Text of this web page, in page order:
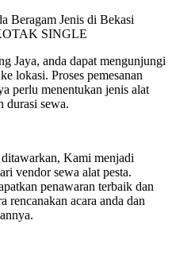
SINGLE
Jaya, anda dapat mengunjungi
lokasi. Proses pemesanan
perlu menentukan jenis alat
durasi sewa.
Kami menjadi
vendor sewa alat pesta.
penawaran terbaik dan
rencanakan acara anda dan